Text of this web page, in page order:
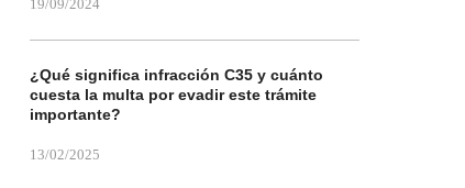
19/09/2024
¿Qué significa infracción C35 y cuánto
cuesta la multa por evadir este trámite
importante?
13/02/2025